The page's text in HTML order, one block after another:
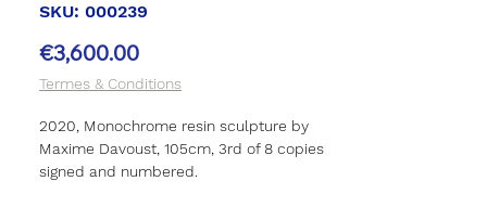
SKU: 000239
€3,600.00Price
Termes & Conditions
2020, Monochrome resin sculpture by
Maxime Davoust, 105cm, 3rd of 8 copies
signed and numbered.